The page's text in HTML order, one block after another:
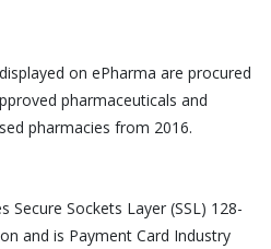
on ePharma are procured
pharmaceuticals and
pharmacies from 2016.
Secure Sockets Layer (SSL) 128-
and is Payment Card Industry